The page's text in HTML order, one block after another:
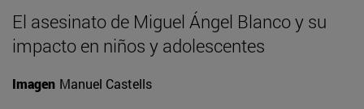
El asesinato de Miguel Ángel Blanco y su
impacto en niños y adolescentes
Imagen Manuel Castells